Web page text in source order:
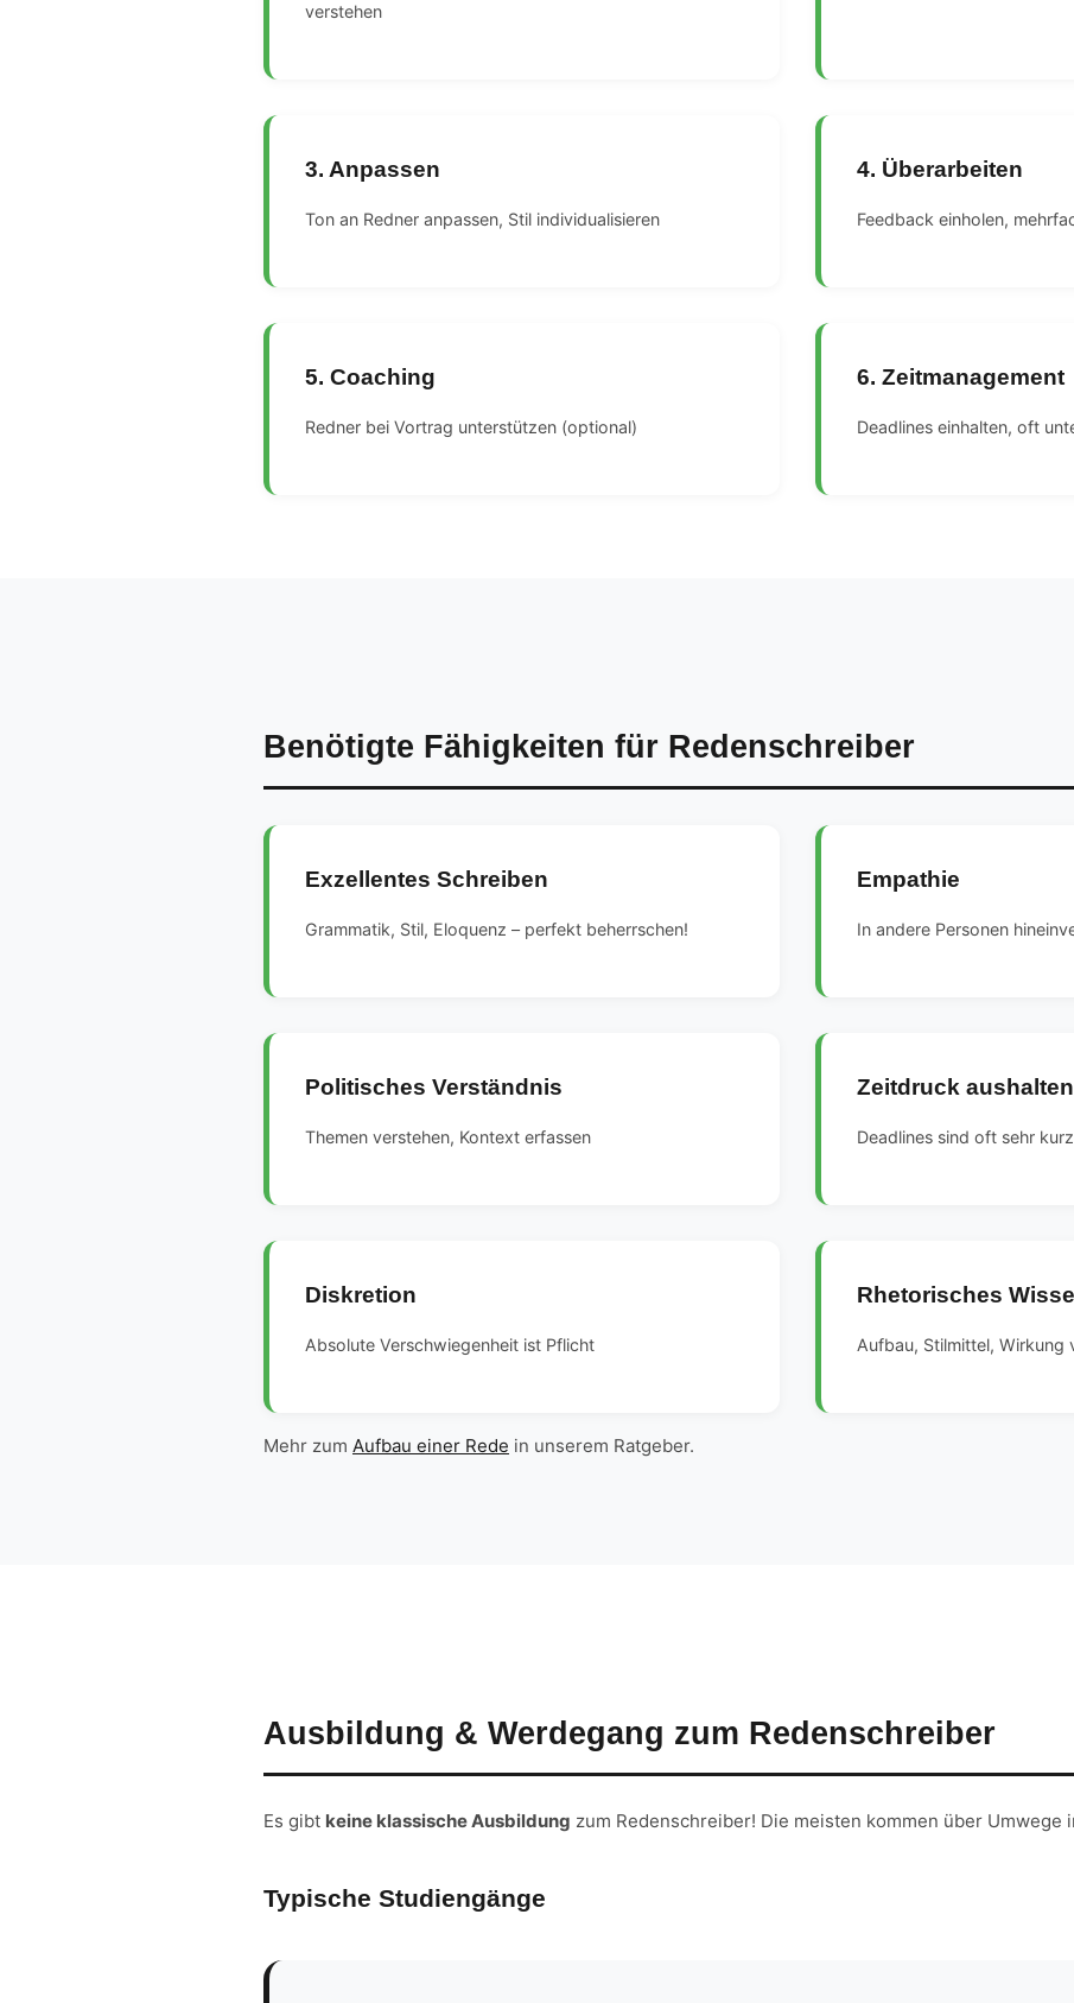
verstehen
3. Anpassen
Ton an Redner anpassen, Stil individualisieren
4. Überarbeiten
Feedback einholen,
5. Coaching
Redner bei Vortrag unterstützen (optional)
6. Zeitmanagement
Deadlines einhalten, oft
Benötigte Fähigkeiten für Redenschreiber
Exzellentes Schreiben
Grammatik, Stil, Eloquenz – perfekt beherrschen!
Empathie
In andere Personen
Politisches Verständnis
Themen verstehen, Kontext erfassen
Zeitdruck aushalten
Deadlines sind oft sehr
Diskretion
Absolute Verschwiegenheit ist Pflicht
Rhetorisches
Aufbau, Stilmittel, Wirkung
Mehr zum Aufbau einer Rede in unserem Ratgeber.
Ausbildung & Werdegang zum Redenschreiber
Es gibt keine klassische Ausbildung zum Redenschreiber! Die meisten kommen über Umwege
Typische Studiengänge